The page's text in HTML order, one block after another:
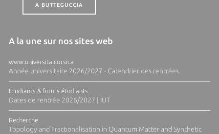
A BUTTEGUCCIA
A la une sur nos sites web
www.universita.corsica
Année universitaire 2026/2027 - Calendrier des rentrées
Etudiants & futurs étudiants
Dates de rentrée 2026/2027 | IUT
Recherche
Topology and Fractionalisation in Quantum Matter and Synthetic